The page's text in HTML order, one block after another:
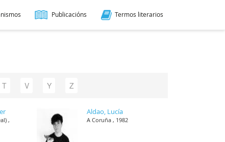
Publicacións Termos literarios
T V Y Z
,
Aldao, Lucía
A Coruña , 1982